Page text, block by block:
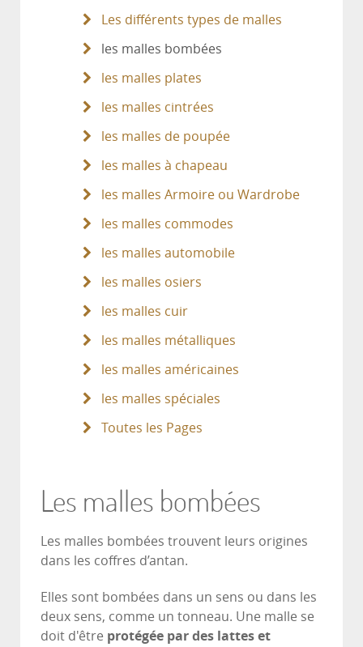
Les différents types de malles
les malles bombées
les malles plates
les malles cintrées
les malles de poupée
les malles à chapeau
les malles Armoire ou Wardrobe
les malles commodes
les malles automobile
les malles osiers
les malles cuir
les malles métalliques
les malles américaines
les malles spéciales
Toutes les Pages
Les malles bombées
Les malles bombées trouvent leurs origines
dans les coffres d’antan.
Elles sont bombées dans un sens ou dans les
deux sens, comme un tonneau. Une malle se
doit d'être protégée par des lattes et